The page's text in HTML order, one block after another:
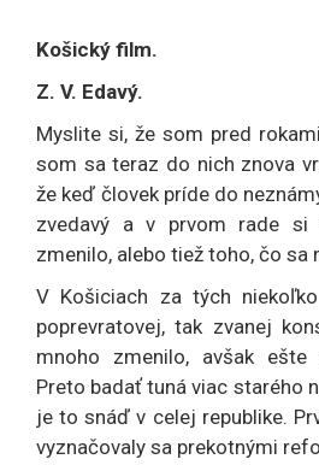
Košický film.
Z. V. Edavý.
Myslite si, že som pred
som sa teraz do nich znova
že keď človek príde do
zvedavý a v prvom rade
zmenilo, alebo tiež toho, čo sa
V Košiciach za tých
poprevratovej, tak zvanej
mnoho zmenilo, avšak ešte
Preto badať tuná viac starého
je to snáď v celej republike.
vyznačovaly sa prekotnými